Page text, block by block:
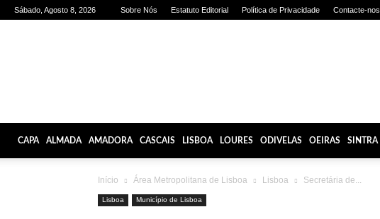
Sábado, Agosto 8, 2026 Sobre Nós Estatuto Editorial Política de Privacidade Contacte-nos
CAPA ALMADA AMADORA CASCAIS LISBOA LOURES ODIVELAS OEIRAS SINTRA
Início Área Metropolitana de Lisboa Lisboa Secretária de...
Lisboa Município de Lisboa